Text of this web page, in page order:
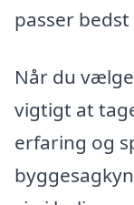
passer
Når du
vigtigt at
erfaring og